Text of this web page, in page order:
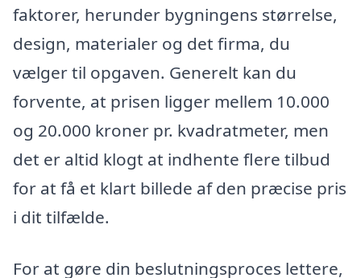
faktorer, herunder bygningens størrelse,
design, materialer og det firma, du
vælger til opgaven. Generelt kan du
forvente, at prisen ligger mellem 10.000
og 20.000 kroner pr. kvadratmeter, men
det er altid klogt at indhente flere tilbud
for at få et klart billede af den præcise pris
i dit tilfælde.
For at gøre din beslutningsproces lettere,